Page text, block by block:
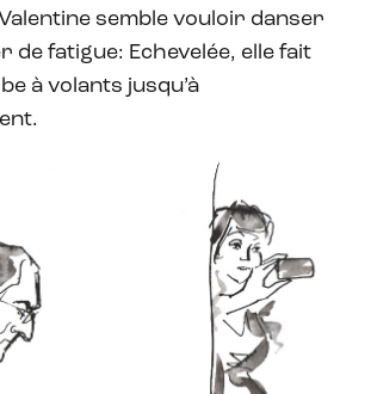
semble vouloir danser
de fatigue: Echevelée, elle fait
à volants jusqu’à